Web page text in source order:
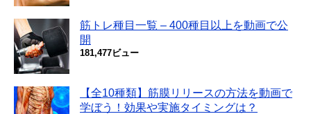
筋トレ種目一覧 – 400種目以上を動画で公
開
181,477ビュー
【全10種類】筋膜リリースの方法を動画で
学ぼう！効果や実施タイミングは？